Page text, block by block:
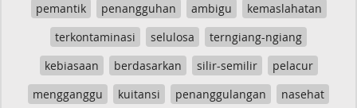
pemantik
penangguhan ambigu
kemaslahatan
terkontaminasi
selulosa
terngiang-ngiang
kebiasaan
berdasarkan silir-semilir
pelacur
mengganggu
kuitansi penanggulangan
nasehat